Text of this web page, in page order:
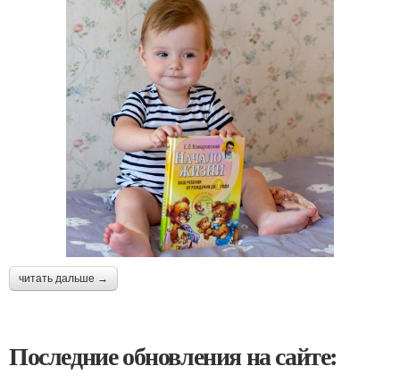
читать дальше →
Последние обновления на сайте: